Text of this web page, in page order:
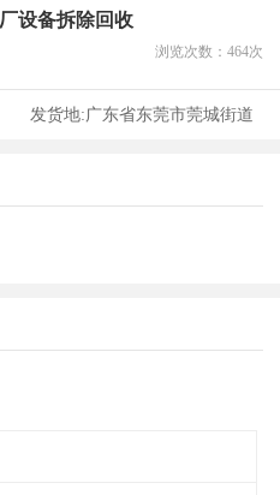
设备拆除回收
浏览次数： 464次
发货地:广东省东莞市莞城街道